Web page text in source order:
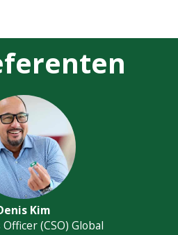
Kim
(CSO) Global